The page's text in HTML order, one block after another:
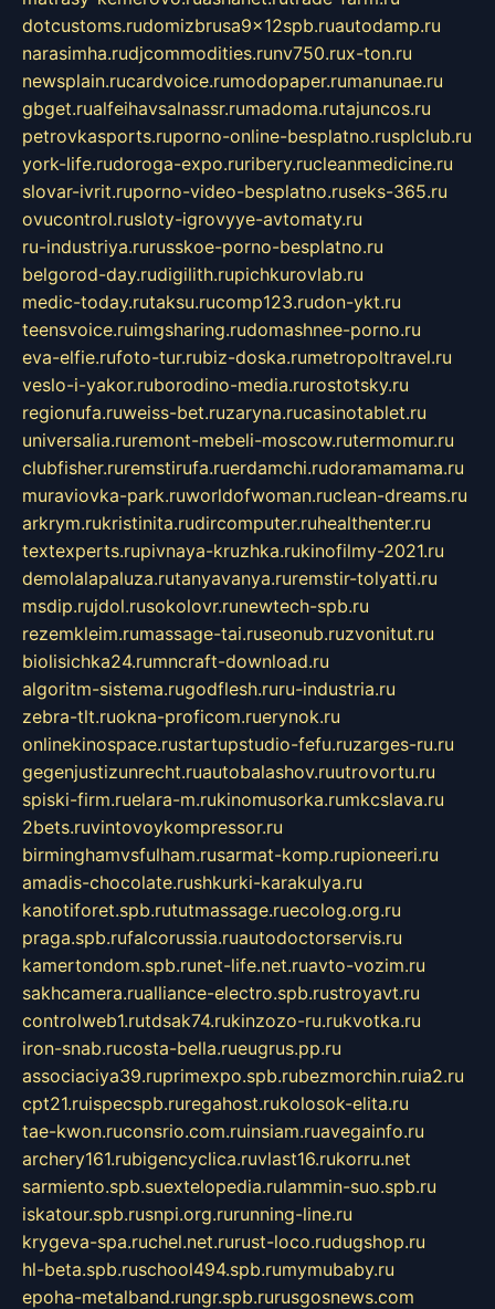
dotcustoms.rudomizbrusa9x12spb.ruautodamp.ru
narasimha.rudjcommodities.runv750.rux-ton.ru
newsplain.rucardvoice.rumodopaper.rumanunae.ru
gbget.rualfeihavsalnassr.rumadoma.rutajuncos.ru
petrovkasports.ruporno-online-besplatno.rusplclub.ru
york-life.rudoroga-expo.ruribery.rucleanmedicine.ru
slovar-ivrit.ruporno-video-besplatno.ruseks-365.ru
ovucontrol.rusloty-igrovyye-avtomaty.ru
ru-industriya.rurusskoe-porno-besplatno.ru
belgorod-day.rudigilith.rupichkurovlab.ru
medic-today.rutaksu.rucomp123.rudon-ykt.ru
teensvoice.ruimgsharing.rudomashnee-porno.ru
eva-elfie.rufoto-tur.rubiz-doska.rumetropoltravel.ru
veslo-i-yakor.ruborodino-media.rurostotsky.ru
regionufa.ruweiss-bet.ruzaryna.rucasinotablet.ru
universalia.ruremont-mebeli-moscow.rutermomur.ru
clubfisher.ruremstirufa.ruerdamchi.rudoramamama.ru
muraviovka-park.ruworldofwoman.ruclean-dreams.ru
arkrym.rukristinita.rudircomputer.ruhealthenter.ru
textexperts.rupivnaya-kruzhka.rukinofilmy-2021.ru
demolalapaluza.rutanyavanya.ruremstir-tolyatti.ru
msdip.rujdol.rusokolovr.runewtech-spb.ru
rezemkleim.rumassage-tai.ruseonub.ruzvonitut.ru
biolisichka24.rumncraft-download.ru
algoritm-sistema.rugodflesh.ruru-industria.ru
zebra-tlt.ruokna-proficom.ruerynok.ru
onlinekinospace.rustartupstudio-fefu.ruzarges-ru.ru
gegenjustizunrecht.ruautobalashov.ruutrovortu.ru
spiski-firm.ruelara-m.rukinomusorka.rumkcslava.ru
2bets.ruvintovoykompressor.ru
birminghamvsfulham.rusarmat-komp.rupioneeri.ru
amadis-chocolate.rushkurki-karakulya.ru
kanotiforet.spb.rututmassage.ruecolog.org.ru
praga.spb.rufalcorussia.ruautodoctorservis.ru
kamertondom.spb.runet-life.net.ruavto-vozim.ru
sakhcamera.rualliance-electro.spb.rustroyavt.ru
controlweb1.rutdsak74.rukinzozo-ru.rukvotka.ru
iron-snab.rucosta-bella.rueugrus.pp.ru
associaciya39.ruprimexpo.spb.rubezmorchin.ruia2.ru
cpt21.ruispecspb.ruregahost.rukolosok-elita.ru
tae-kwon.ruconsrio.com.ruinsiam.ruavegainfo.ru
archery161.rubigencyclica.ruvlast16.rukorru.net
sarmiento.spb.suextelopedia.rulammin-suo.spb.ru
iskatour.spb.rusnpi.org.rurunning-line.ru
krygeva-spa.ruchel.net.rurust-loco.rudugshop.ru
hl-beta.spb.ruschool494.spb.rumymubaby.ru
epoha-metalband.rungr.spb.rurusgosnews.com